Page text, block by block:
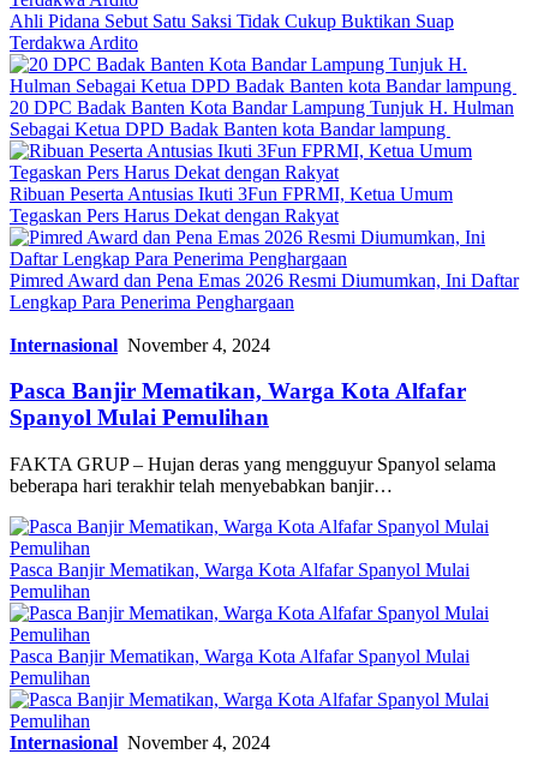
Ahli Pidana Sebut Satu Saksi Tidak Cukup Buktikan Suap
Terdakwa Ardito
20 DPC Badak Banten Kota Bandar Lampung Tunjuk H. Hulman
Sebagai Ketua DPD Badak Banten kota Bandar lampung
Ribuan Peserta Antusias Ikuti 3Fun FPRMI, Ketua Umum
Tegaskan Pers Harus Dekat dengan Rakyat
Pimred Award dan Pena Emas 2026 Resmi Diumumkan, Ini Daftar
Lengkap Para Penerima Penghargaan
Internasional November 4, 2024
Pasca Banjir Mematikan, Warga Kota Alfafar
Spanyol Mulai Pemulihan
FAKTA GRUP – Hujan deras yang mengguyur Spanyol selama
beberapa hari terakhir telah menyebabkan banjir…
Pasca Banjir Mematikan, Warga Kota Alfafar Spanyol Mulai
Pemulihan
Pasca Banjir Mematikan, Warga Kota Alfafar Spanyol Mulai
Pemulihan
Internasional November 4, 2024